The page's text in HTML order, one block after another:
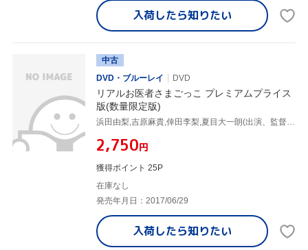
入荷したら知りたい
中古
DVD・ブルーレイ
DVD
リアルお医者さまごっこ プレミアムプライス
版(数量限定版)
浜田由梨,吉原麻貴,倖田李梨,夏目大一朗(出演、監督、脚本)
¥2,750円
獲得ポイント 25P
在庫なし
発売年月日：2017/06/29
入荷したら知りたい